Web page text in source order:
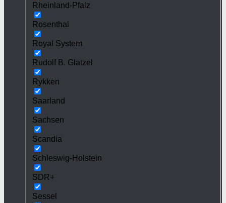
Rheinland-Pfalz
Rosenthal
Royal System
Rudolf B. Glatzel
Rykken
Saarland
Sachsen
Scandia
Schleswig-Holstein
SDR+
Sessel